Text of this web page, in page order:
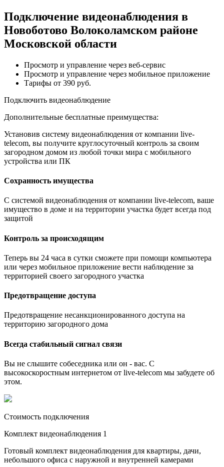
Подключение видеонаблюдения в
Новоботово Волоколамском районе
Московской области
Просмотр и управление через веб-сервис
Просмотр и управление через мобильное приложение
Тарифы от 390 руб.
Подключить видеонаблюдение
Дополнительные бесплатные преимущества:
Установив систему видеонаблюдения от компании live-
telecom, вы получите круглосуточный контроль за своим
загородном домом из любой точки мира с мобильного
устройства или ПК
Сохранность имущества
С системой видеонаблюдения от компании live-telecom, ваше
имущество в доме и на территории участка будет всегда под
защитой
Контроль за происходящим
Теперь вы 24 часа в сутки сможете при помощи компьютера
или через мобильное приложение вести наблюдение за
территорией своего загородного участка
Предотвращение доступа
Предотвращение несанкционированного доступа на
территорию загородного дома
Всегда стабильный сигнал связи
Вы не слышите собеседника или он - вас. С
высокоскоростным интернетом от live-telecom мы забудете об
этом.
Стоимость подключения
Комплект видеонаблюдения 1
Готовый комплект видеонаблюдения для квартиры, дачи,
небольшого офиса с наружной и внутренней камерами